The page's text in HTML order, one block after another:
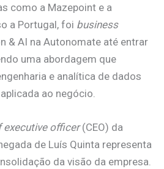
como a Mazepoint e a
a Portugal, foi business
& AI na Autonomate até entrar
uma abordagem que
e analítica de dados
ao negócio.
executive officer(CEO) da
de Luís Quinta representa
da visão da empresa.